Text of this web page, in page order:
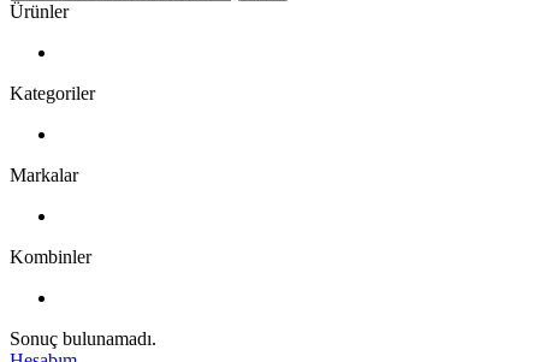
Ürünler
Kategoriler
Markalar
Kombinler
Sonuç bulunamadı.